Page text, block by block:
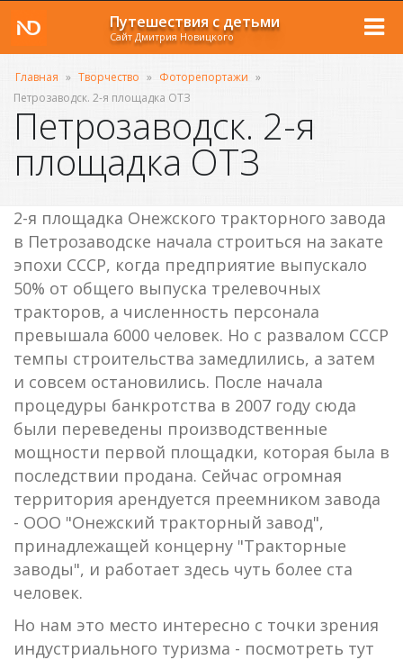
Путешествия с детьми
Сайт Дмитрия Новицкого
Главная » Творчество » Фоторепортажи »
Петрозаводск. 2-я площадка ОТЗ
Петрозаводск. 2-я
площадка ОТЗ
2-я площадка Онежского тракторного завода
в Петрозаводске начала строиться на закате
эпохи СССР, когда предприятие выпускало
50% от общего выпуска трелевочных
тракторов, а численность персонала
превышала 6000 человек. Но с развалом СССР
темпы строительства замедлились, а затем
и совсем остановились. После начала
процедуры банкротства в 2007 году сюда
были переведены производственные
мощности первой площадки, которая была в
последствии продана. Сейчас огромная
территория арендуется преемником завода
- ООО "Онежский тракторный завод",
принадлежащей концерну "Тракторные
заводы", и работает здесь чуть более ста
человек.
Но нам это место интересно с точки зрения
индустриального туризма - посмотреть тут